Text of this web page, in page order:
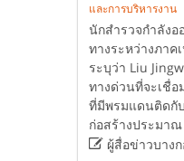
และการบริหารงาน
นักสำรวจกำลังอ
ทางระหว่างภาค
ระบุว่า Liu
ทางด่วนที่จะเชื่อ
ที่มีพรมแดนติดกั
ก่อสร้างประมา
ผู้สื่อข่าวบาง